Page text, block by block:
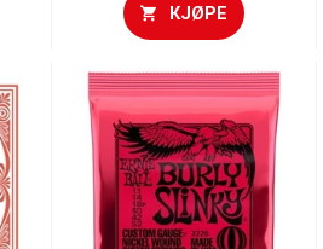
KJØPE